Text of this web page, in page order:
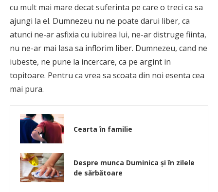
cu mult mai mare decat suferinta pe care o treci ca sa
ajungi la el. Dumnezeu nu ne poate darui liber, ca
atunci ne-ar asfixia cu iubirea lui, ne-ar distruge fiinta,
nu ne-ar mai lasa sa inflorim liber. Dumnezeu, cand ne
iubeste, ne pune la incercare, ca pe argint in
topitoare. Pentru ca vrea sa scoata din noi esenta cea
mai pura.
Cearta în familie
Despre munca Duminica și în zilele
de sărbătoare